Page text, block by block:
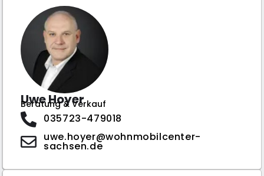
Uwe Hoyer
Beratung & Verkauf
035723-479018
uwe.hoyer@wohnmobilcenter-
sachsen.de